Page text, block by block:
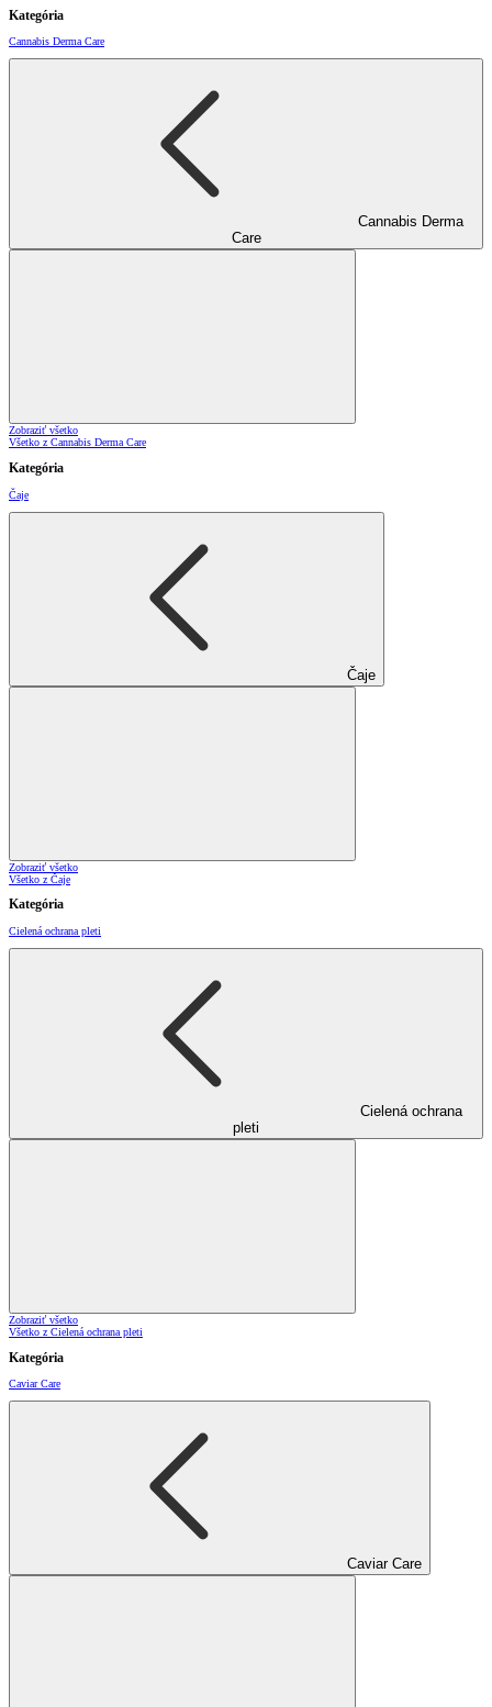
Kategória
Cannabis Derma Care
Cannabis Derma
Care
Zobraziť všetko
Všetko z Cannabis Derma Care
Kategória
Čaje
Čaje
Zobraziť všetko
Všetko z Čaje
Kategória
Cielená ochrana pleti
Cielená ochrana
pleti
Zobraziť všetko
Všetko z Cielená ochrana pleti
Kategória
Caviar Care
Caviar Care